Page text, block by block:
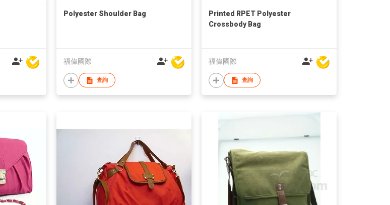
Polyester Shoulder Bag
福偉國際
查詢
Printed RPET Polyester
Crossbody Bag
福偉國際
查詢